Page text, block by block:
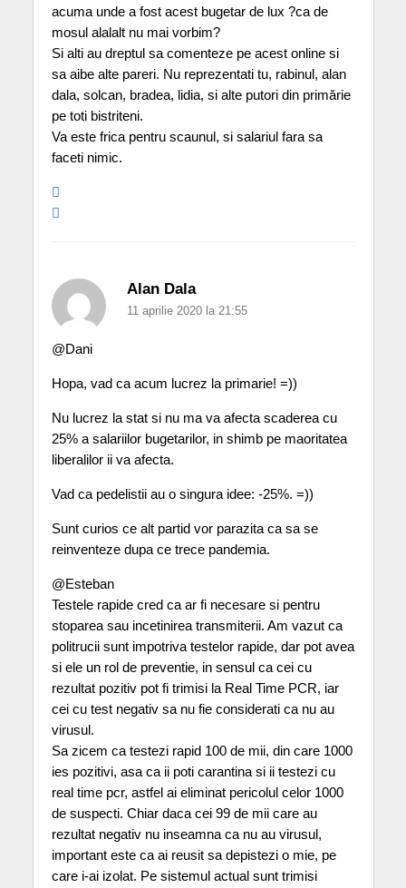
acuma unde a fost acest bugetar de lux ?ca de
mosul alalalt nu mai vorbim?
Si alti au dreptul sa comenteze pe acest online si
sa aibe alte pareri. Nu reprezentati tu, rabinul, alan
dala, solcan, bradea, lidia, si alte putori din primărie
pe toti bistriteni.
Va este frica pentru scaunul, si salariul fara sa
faceti nimic.
Alan Dala
11 aprilie 2020 la 21:55
@Dani
Hopa, vad ca acum lucrez la primarie! =))
Nu lucrez la stat si nu ma va afecta scaderea cu
25% a salariilor bugetarilor, in shimb pe maoritatea
liberalilor ii va afecta.
Vad ca pedelistii au o singura idee: -25%. =))
Sunt curios ce alt partid vor parazita ca sa se
reinventeze dupa ce trece pandemia.
@Esteban
Testele rapide cred ca ar fi necesare si pentru
stoparea sau incetinirea transmiterii. Am vazut ca
politrucii sunt impotriva testelor rapide, dar pot avea
si ele un rol de preventie, in sensul ca cei cu
rezultat pozitiv pot fi trimisi la Real Time PCR, iar
cei cu test negativ sa nu fie considerati ca nu au
virusul.
Sa zicem ca testezi rapid 100 de mii, din care 1000
ies pozitivi, asa ca ii poti carantina si ii testezi cu
real time pcr, astfel ai eliminat pericolul celor 1000
de suspecti. Chiar daca cei 99 de mii care au
rezultat negativ nu inseamna ca nu au virusul,
important este ca ai reusit sa depistezi o mie, pe
care i-ai izolat. Pe sistemul actual sunt trimisi